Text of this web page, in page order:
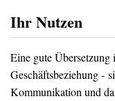
Ihr Nutzen
Eine gute Übersetzung
Geschäftsbeziehung -
Kommunikation und